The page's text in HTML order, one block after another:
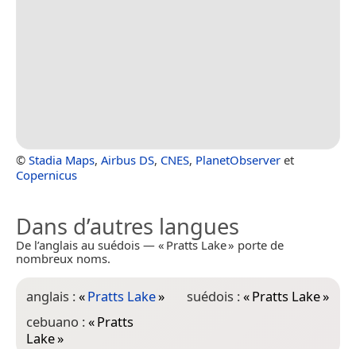
© Stadia Maps, Airbus DS, CNES, PlanetObserver et
Copernicus
Dans d’autres langues
De l’anglais au suédois — « Pratts Lake » porte de
nombreux noms.
anglais :«Pratts Lake»
cebuano :«Pratts
Lake»
suédois :«Pratts Lake»